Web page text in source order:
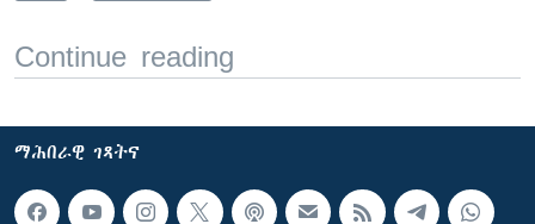
Continue reading
ማሕበራዊ ገጻትና